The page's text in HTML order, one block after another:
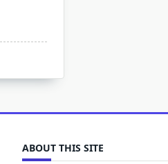
ABOUT THIS SITE